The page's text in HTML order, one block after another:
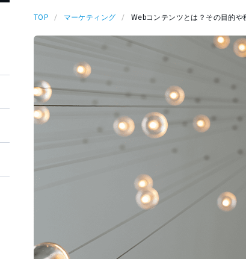
TOP マーケティング Webコンテンツとは？その目的や